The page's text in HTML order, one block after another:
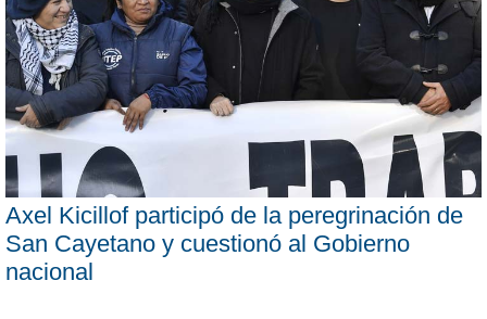
Axel Kicillof participó de la peregrinación de
San Cayetano y cuestionó al Gobierno
nacional